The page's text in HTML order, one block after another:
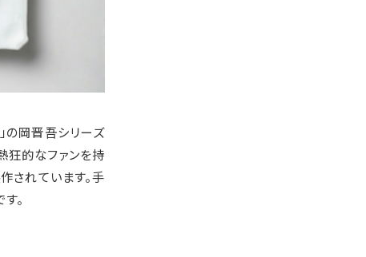
の岡晋吾シリーズ
狂的なファンを持
されています。手
。